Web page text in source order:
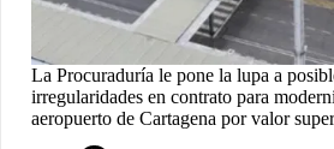
La Procuraduría le pone la lupa a
irregularidades en contrato para
aeropuerto de Cartagena por valor